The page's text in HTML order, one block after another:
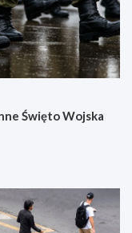
Święto Wojska